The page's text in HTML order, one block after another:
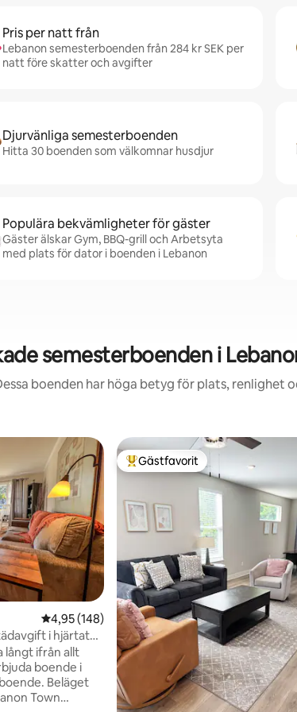
Pris per natt från
Lebanon semesterboenden från 284 kr SEK per
natt före skatter och avgifter
Djurvänliga semesterboenden
Hitta 30 boenden som välkomnar husdjur
Populära bekvämligheter för gäster
Gäster älskar Gym, BBQ-grill och Arbetsyta
med plats för dator i boenden i Lebanon
semesterboenden i
boenden har höga betyg för plats, renlighet
4,95 av 5 i genomsnittligt betyg, 148 omdömen
4,95 (148)
i hjärtat
långt ifrån allt
boende i
Beläget
Town
Populär gästfavorit
Gästfavorit